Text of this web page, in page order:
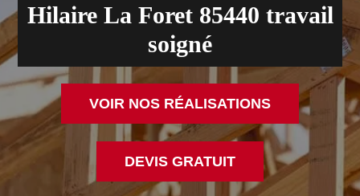
Hilaire La Foret 85440 travail
soigné
VOIR NOS RÉALISATIONS
DEVIS GRATUIT